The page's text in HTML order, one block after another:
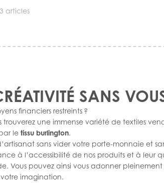
3 articles
SANS
financiers restreints ?
trouverez une immense variété de textiles
le tissu burlington.
sans vider votre porte-monnaie et
à l’accessibilité de nos produits et à leur
Vous pouvez ainsi vous adonner
votre imagination.